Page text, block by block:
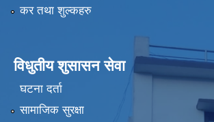
कर तथा शुल्कहरु
विधुतीय शुसासन सेवा
घटना दर्ता
सामाजिक सुरक्षा